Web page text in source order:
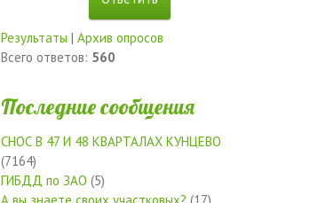
Результаты | Архив опросов
Всего ответов: 560
Последние сообщения
СНОС В 47 И 48 КВАРТАЛАХ КУНЦЕВО
(7164)
ГИБДД по ЗАО (5)